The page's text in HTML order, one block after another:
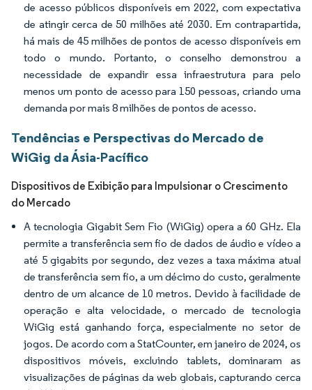
de acesso públicos disponíveis em 2022, com expectativa
de atingir cerca de 50 milhões até 2030. Em contrapartida,
há mais de 45 milhões de pontos de acesso disponíveis em
todo o mundo. Portanto, o conselho demonstrou a
necessidade de expandir essa infraestrutura para pelo
menos um ponto de acesso para 150 pessoas, criando uma
demanda por mais 8 milhões de pontos de acesso.
Tendências e Perspectivas do Mercado de
WiGig da Ásia-Pacífico
Dispositivos de Exibição para Impulsionar o Crescimento
do Mercado
A tecnologia Gigabit Sem Fio (WiGig) opera a 60 GHz. Ela
permite a transferência sem fio de dados de áudio e vídeo a
até 5 gigabits por segundo, dez vezes a taxa máxima atual
de transferência sem fio, a um décimo do custo, geralmente
dentro de um alcance de 10 metros. Devido à facilidade de
operação e alta velocidade, o mercado de tecnologia
WiGig está ganhando força, especialmente no setor de
jogos. De acordo com a StatCounter, em janeiro de 2024, os
dispositivos móveis, excluindo tablets, dominaram as
visualizações de páginas da web globais, capturando cerca